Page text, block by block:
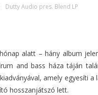
Dutty Audio pres. Blend LP
alatt – hány album
and bass háza táján
amely egyesíti
hosszanjátszó lett.